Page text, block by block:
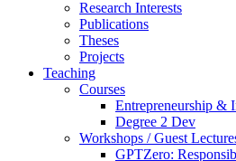
Research Interests
Publications
Theses
Projects
Teaching
Courses
Entrepreneurship
Degree 2 Dev
Workshops / Guest
GPTZero: